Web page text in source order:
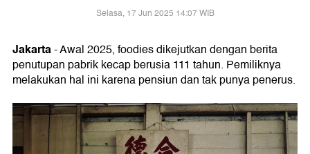
Selasa, 17 Jun 2025 14:07 WIB
Jakarta- Awal 2025, foodies dikejutkan dengan berita
penutupan pabrik kecap berusia 111 tahun. Pemiliknya
melakukan hal ini karena pensiun dan tak punya penerus.